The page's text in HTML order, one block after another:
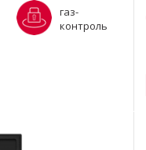
газ-
контроль